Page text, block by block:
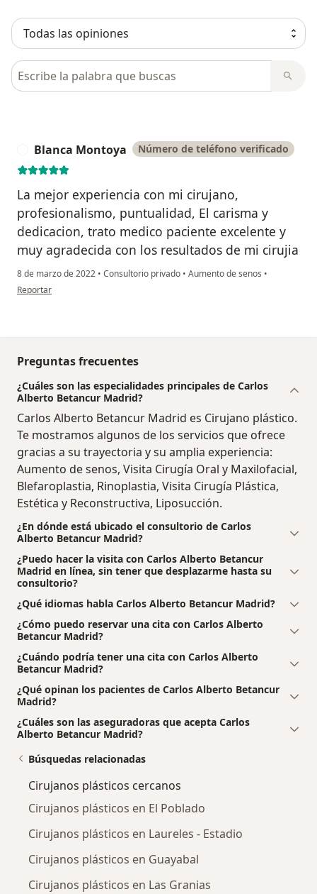
Busca en opiniones
Blanca Montoya Número de teléfono verificado
La mejor experiencia con mi cirujano,
profesionalismo, puntualidad, El carisma y
dedicacion, trato medico paciente excelente y
muy agradecida con los resultados de mi cirujia
8 de marzo de 2022 • Consultorio privado • Aumento de senos •
en opinión del usuario Blanca Montoya
Reportar
Preguntas frecuentes
¿Cuáles son las especialidades principales de Carlos
Alberto Betancur Madrid?
Carlos Alberto Betancur Madrid es Cirujano plástico.
Te mostramos algunos de los servicios que ofrece
gracias a su trayectoria y su amplia experiencia:
Aumento de senos, Visita Cirugía Oral y Maxilofacial,
Blefaroplastia, Rinoplastia, Visita Cirugía Plástica,
Estética y Reconstructiva, Liposucción.
¿En dónde está ubicado el consultorio de Carlos
Alberto Betancur Madrid?
¿Puedo hacer la visita con Carlos Alberto Betancur
Madrid en línea, sin tener que desplazarme hasta su
consultorio?
¿Qué idiomas habla Carlos Alberto Betancur Madrid?
¿Cómo puedo reservar una cita con Carlos Alberto
Betancur Madrid?
¿Cuándo podría tener una cita con Carlos Alberto
Betancur Madrid?
¿Qué opinan los pacientes de Carlos Alberto Betancur
Madrid?
¿Cuáles son las aseguradoras que acepta Carlos
Alberto Betancur Madrid?
Búsquedas relacionadas
Cirujanos plásticos cercanos
Cirujanos plásticos en El Poblado
Cirujanos plásticos en Laureles - Estadio
Cirujanos plásticos en Guayabal
Cirujanos plásticos en Las Granias